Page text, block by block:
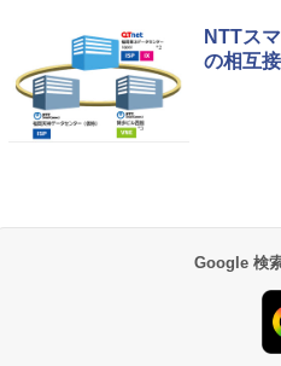
NTTス
の相互
Google 検